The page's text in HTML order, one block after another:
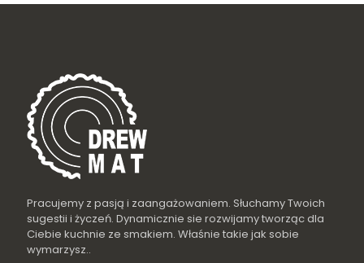
Pracujemy z pasją i zaangażowaniem. Słuchamy Twoich
sugestii i życzeń. Dynamicznie sie rozwijamy tworząc dla
Ciebie kuchnie ze smakiem. Właśnie takie jak sobie
wymarzysz..